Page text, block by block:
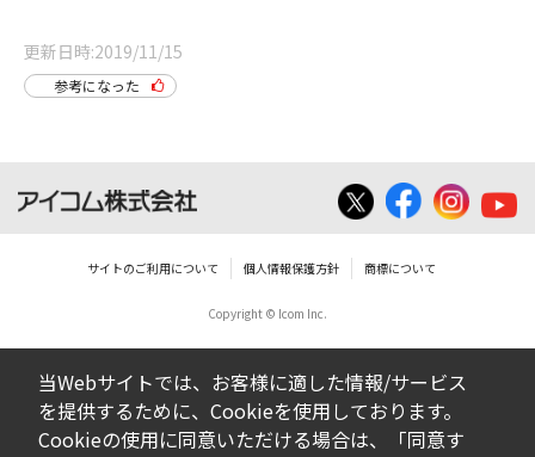
更新日時 2019/11/15
参考になった
サイトのご利用について 個人情報保護方針 商標について
Copyright © Icom Inc.
当Webサイトでは、お客様に適した情報/サービス
を提供するために、Cookieを使用しております。
Cookieの使用に同意いただける場合は、「同意す